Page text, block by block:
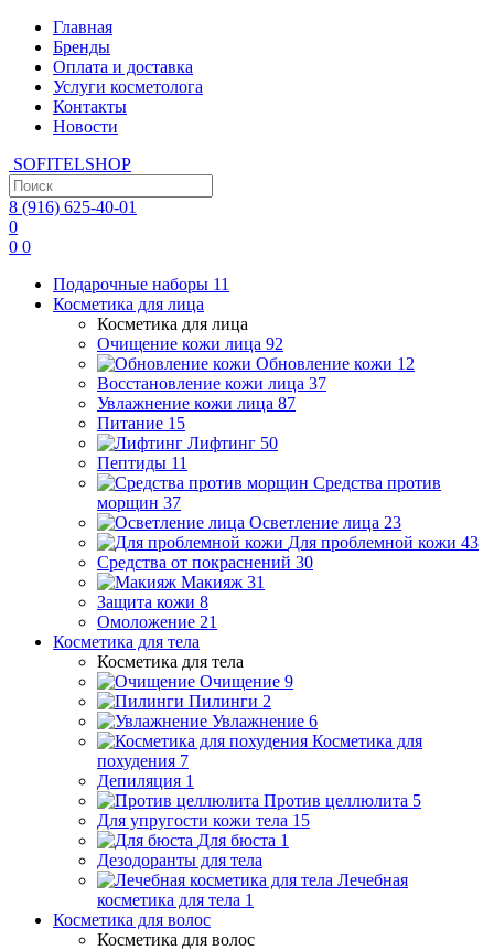
Главная
Бренды
Оплата и доставка
Услуги косметолога
Контакты
Новости
SOFITELSHOP
8 (916) 625-40-01
0
0 0
Подарочные наборы 11
Косметика для лица
Косметика для лица
Очищение кожи лица 92
Обновление кожи 12
Восстановление кожи лица 37
Увлажнение кожи лица 87
Питание 15
Лифтинг 50
Пептиды 11
Средства против
морщин 37
Осветление лица 23
Для проблемной кожи 43
Средства от покраснений 30
Макияж 31
Защита кожи 8
Омоложение 21
Косметика для тела
Косметика для тела
Очищение 9
Пилинги 2
Увлажнение 6
Косметика для
похудения 7
Депиляция 1
Против целлюлита 5
Для упругости кожи тела 15
Для бюста 1
Дезодоранты для тела
Лечебная
косметика для тела 1
Косметика для волос
Косметика для волос